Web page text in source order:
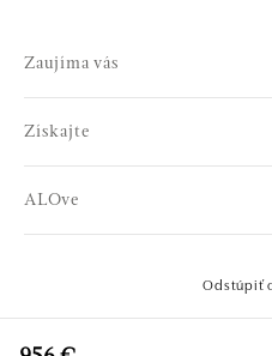
Zaujíma vás
Získajte
ALOve
© 2026 OLA online s.r.o..
Odstúpiť